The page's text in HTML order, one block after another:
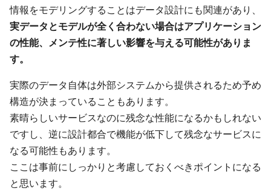
情報をモデリングすることはデータ設計にも関連があり、
実データとモデルが全く合わない場合はアプリケーション
の性能、メンテ性に著しい影響を与える可能性がありま
す。
実際のデータ自体は外部システムから提供されるため予め
構造が決まっていることもあります。
素晴らしいサービスなのに残念な性能になるかもしれない
ですし、逆に設計都合で機能が低下して残念なサービスに
なる可能性もあります。
ここは事前にしっかりと考慮しておくべきポイントになる
と思います。